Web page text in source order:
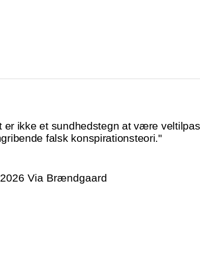
er ikke et sundhedstegn at være
falsk konspirationsteori."
Via Brændgaard